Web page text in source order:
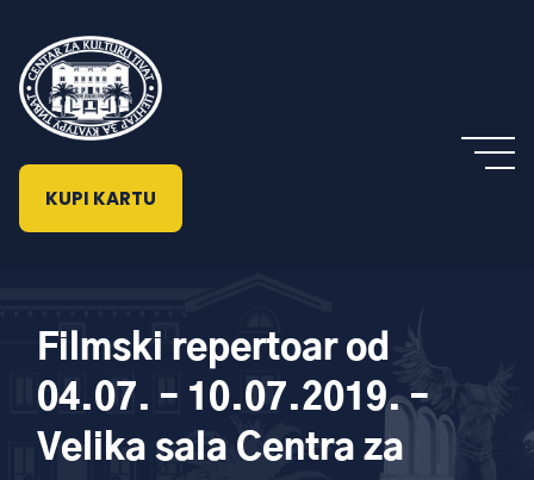
KUPI KARTU
Filmski repertoar od
04.07. – 10.07.2019. –
Velika sala Centra za